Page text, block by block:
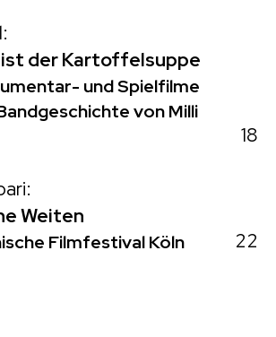
der Kartoffelsuppe
und Spielfilme
von Milli
18
Weiten
Filmfestival Köln 22